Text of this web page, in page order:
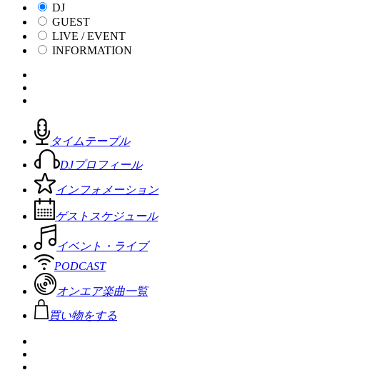
DJ
GUEST
LIVE / EVENT
INFORMATION
タイムテーブル
DJプロフィール
インフォメーション
ゲストスケジュール
イベント・ライブ
PODCAST
オンエア楽曲一覧
買い物をする